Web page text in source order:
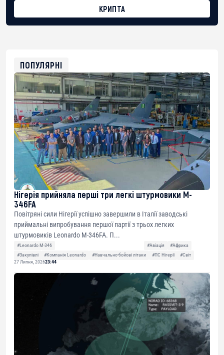
КРИПТА
0xfD02863D3289416fcF50975c9DFda13623f97758
ПОПУЛЯРНІ
Нігерія прийняла перші три легкі штурмовики M-
346FA
Повітряні сили Нігерії успішно завершили в Італії заводські
приймальні випробування першої партії з трьох легких
штурмовиків Leonardo M-346FA. П...
#Leonardo M-346 #Авіація
#Африка
#Закупівлі
#Компанія Leonardo #Навчально-бойові літаки #ПС Нігерії
#Світ
27 Липня, 202623:44